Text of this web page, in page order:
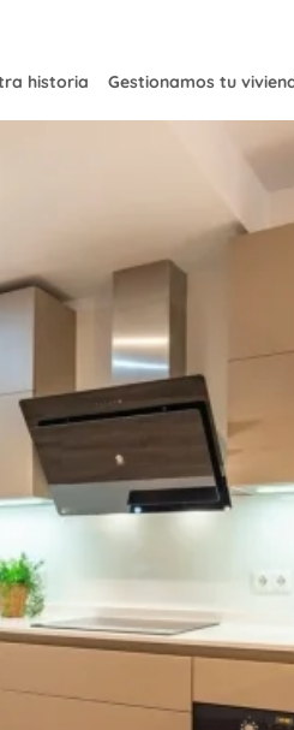
historia Gestionamos tu